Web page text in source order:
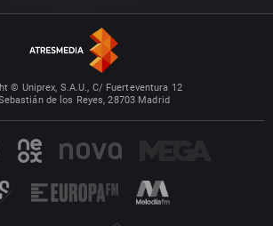
© Uniprex, S.A.U., C/ Fuerteventura 12
de los Reyes, 28703 Madrid